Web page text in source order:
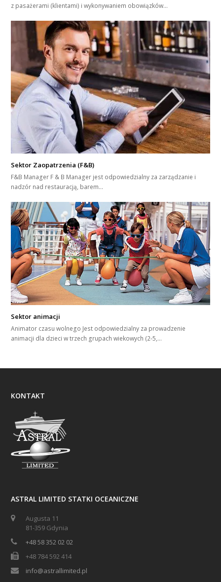
z pasażerami (klientami) i wykonywaniem obowiązków…
Sektor Zaopatrzenia (F&B)
F&B Manager F & B Manager jest odpowiedzialny za zarządzanie i
nadzór nad restauracją, barem…
Sektor animacji
Animator czasu wolnego Jest odpowiedzialny za prowadzenie
animacji dla dzieci w trzech grupach wiekowych (2-5,…
KONTAKT
ASTRAL LIMITED STATKI OCEANICZNE
Augusta 11
81-359 Gdynia
+48 58 352 02 02
+48 784 592 414
info@astrallimited.pl